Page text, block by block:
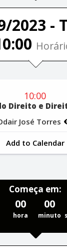
2023 -
10:00
Direito e
José Torres
Add to Calendar
Começa em:
00
hora
00
minuto